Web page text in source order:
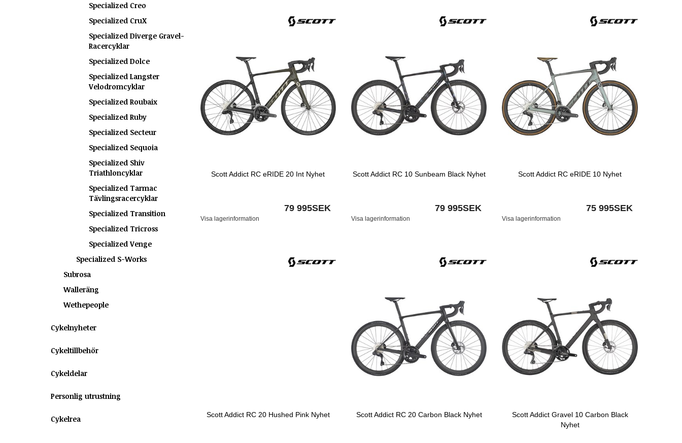
Specialized Creo
Specialized CruX
Specialized Diverge Gravel-
Racercyklar
Specialized Dolce
Specialized Langster
Velodromcyklar
Specialized Roubaix
Specialized Ruby
Specialized Secteur
Specialized Sequoia
Specialized Shiv
Triathloncyklar
Specialized Tarmac
Tävlingsracercyklar
Specialized Transition
Specialized Tricross
Specialized Venge
Specialized S-Works
Subrosa
Walleräng
Wethepeople
Cykelnyheter
Cykeltillbehör
Cykeldelar
Personlig utrustning
Cykelrea
Scott Addict RC eRIDE 20 Int Nyhet
79 995SEK
Visa lagerinformation
Scott Addict RC 10 Sunbeam Black Nyhet
79 995SEK
Visa lagerinformation
Scott Addict RC eRIDE 10 Nyhet
75 995SEK
Visa lagerinformation
Scott Addict RC 20 Hushed Pink Nyhet Scott Addict RC 20 Carbon Black Nyhet
Scott Addict Gravel 10 Carbon Black
Nyhet